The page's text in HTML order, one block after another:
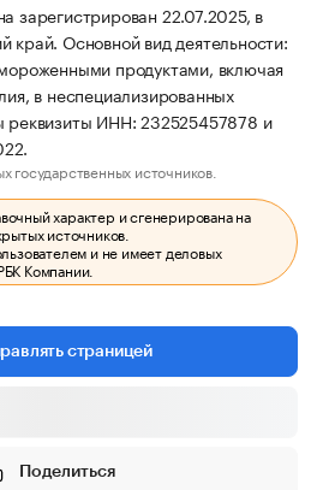
зарегистрирован 22.07.2025, в
край. Основной вид деятельности:
продуктами, включая
в неспециализированных
реквизиты ИНН: 232525457878 и
государственных источников.
характер и сгенерирована на
источников.
и не имеет деловых
Компании.
страницей
Поделиться